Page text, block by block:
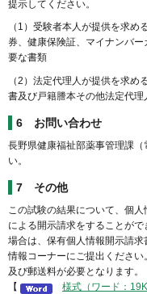
提示してください。
（1）受験者本人が提供を求
券、健康保険証、マイナンバ
要な書類
（2）法定代理人が提供を求
書及び戸籍謄本その他法定代
6 お問い合わせ
長野県健康福祉部薬事管理課
い。
7 その他
この試験の結果について、個
による開示請求をすることが
場合は、保有個人情報開示請
情報コーナーにご提出くださ
及び郵送料が必要となります。
【
様式（ワード：